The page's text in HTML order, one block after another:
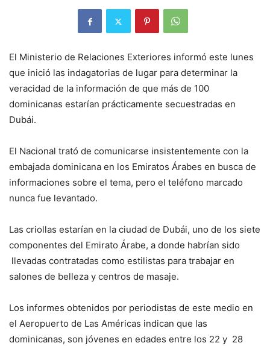
El Ministerio de Relaciones Exteriores informó este lunes
que inició las indagatorias de lugar para determinar la
veracidad de la información de que más de 100
dominicanas estarían prácticamente secuestradas en
Dubái.
El Nacional trató de comunicarse insistentemente con la
embajada dominicana en los Emiratos Árabes en busca de
informaciones sobre el tema, pero el teléfono marcado
nunca fue levantado.
Las criollas estarían en la ciudad de Dubái, uno de los siete
componentes del Emirato Árabe, a donde habrían sido
llevadas contratadas como estilistas para trabajar en
salones de belleza y centros de masaje.
Los informes obtenidos por periodistas de este medio en
el Aeropuerto de Las Américas indican que las
dominicanas, son jóvenes en edades entre los 22 y 28